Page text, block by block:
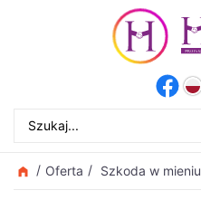
Oferta Szkoda w mieniu